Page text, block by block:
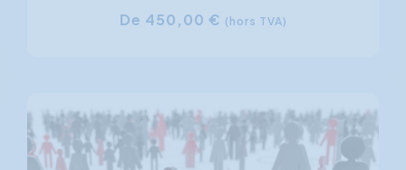
De 450,00 € (hors TVA)